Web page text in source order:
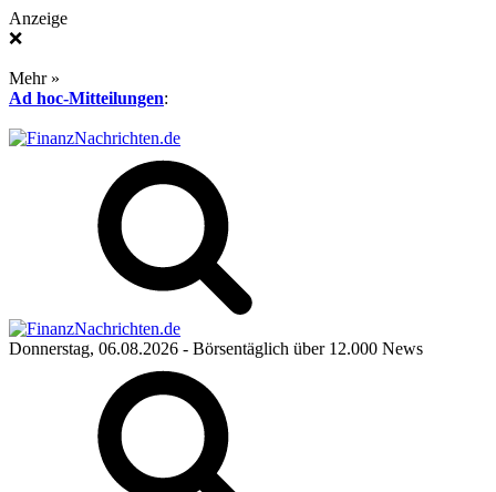
Anzeige
❌
Mehr »
Ad hoc-Mitteilungen:
Donnerstag, 06.08.2026 - Börsentäglich über 12.000 News